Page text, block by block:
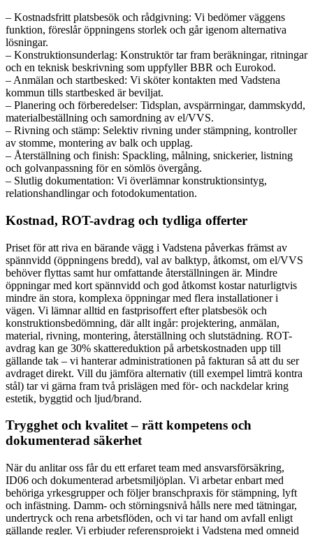
– Kostnadsfritt platsbesök och rådgivning: Vi bedömer väggens
funktion, föreslår öppningens storlek och går igenom alternativa
lösningar.
– Konstruktionsunderlag: Konstruktör tar fram beräkningar, ritningar
och en teknisk beskrivning som uppfyller BBR och Eurokod.
– Anmälan och startbesked: Vi sköter kontakten med Vadstena
kommun tills startbesked är beviljat.
– Planering och förberedelser: Tidsplan, avspärrningar, dammskydd,
materialbeställning och samordning av el/VVS.
– Rivning och stämp: Selektiv rivning under stämpning, kontroller
av stomme, montering av balk och upplag.
– Återställning och finish: Spackling, målning, snickerier, listning
och golvanpassning för en sömlös övergång.
– Slutlig dokumentation: Vi överlämnar konstruktionsintyg,
relationshandlingar och fotodokumentation.
Kostnad, ROT-avdrag och tydliga offerter
Priset för att riva en bärande vägg i Vadstena påverkas främst av
spännvidd (öppningens bredd), val av balktyp, åtkomst, om el/VVS
behöver flyttas samt hur omfattande återställningen är. Mindre
öppningar med kort spännvidd och god åtkomst kostar naturligtvis
mindre än stora, komplexa öppningar med flera installationer i
vägen. Vi lämnar alltid en fastprisoffert efter platsbesök och
konstruktionsbedömning, där allt ingår: projektering, anmälan,
material, rivning, montering, återställning och slutstädning. ROT-
avdrag kan ge 30% skattereduktion på arbetskostnaden upp till
gällande tak – vi hanterar administrationen på fakturan så att du ser
avdraget direkt. Vill du jämföra alternativ (till exempel limträ kontra
stål) tar vi gärna fram två prislägen med för- och nackdelar kring
estetik, byggtid och ljud/brand.
Trygghet och kvalitet – rätt kompetens och
dokumenterad säkerhet
När du anlitar oss får du ett erfaret team med ansvarsförsäkring,
ID06 och dokumenterad arbetsmiljöplan. Vi arbetar enbart med
behöriga yrkesgrupper och följer branschpraxis för stämpning, lyft
och infästning. Damm- och störningsnivå hålls nere med tätningar,
undertryck och rena arbetsflöden, och vi tar hand om avfall enligt
gällande regler. Vi erbjuder referensprojekt i Vadstena med omnejd